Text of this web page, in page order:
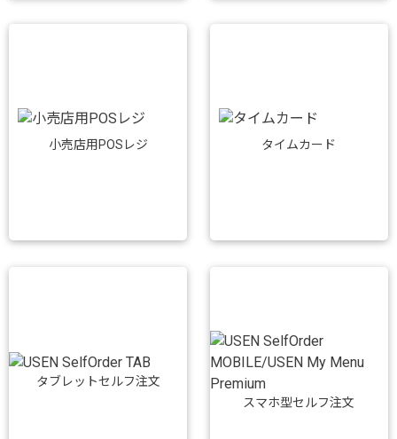
小売店用POSレジ タイムカード
タブレットセルフ注文
スマホ型セルフ注文